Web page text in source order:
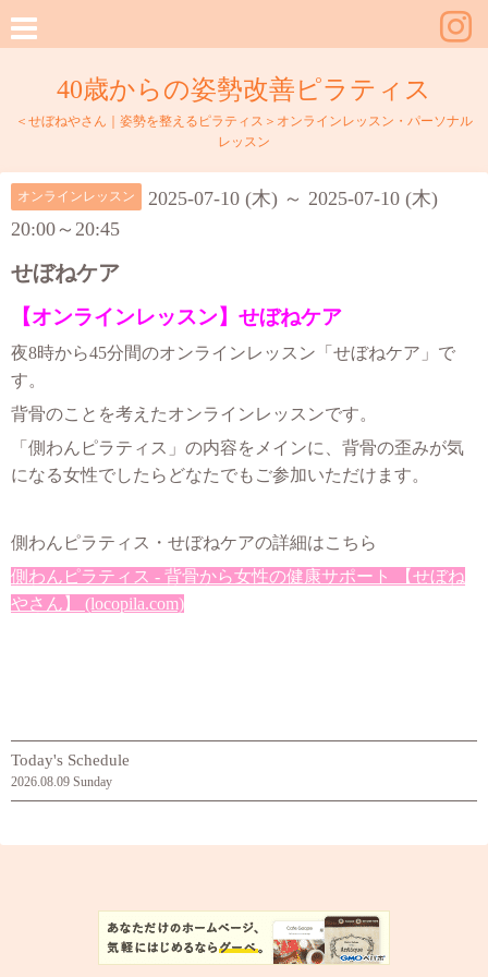
40歳からの姿勢改善ピラティス
＜せぼねやさん｜姿勢を整えるピラティス＞オンラインレッスン・パーソナル
レッスン
オンラインレッスン
2025-07-10 (木) ～ 2025-07-10 (木)
20:00～20:45
せぼねケア
【オンラインレッスン】せぼねケア
夜8時から45分間のオンラインレッスン「せぼねケア」で
す。
背骨のことを考えたオンラインレッスンです。
「側わんピラティス」の内容をメインに、背骨の歪みが気
になる女性でしたらどなたでもご参加いただけます。
側わんピラティス・せぼねケアの詳細はこちら
側わんピラティス - 背骨から女性の健康サポート 【せぼね
やさん】 (locopila.com)
Today's Schedule
2026.08.09 Sunday